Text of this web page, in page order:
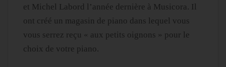
et Michel Labord l’année dernière à Musicora. Il
ont créé un magasin de piano dans lequel vous
vous serrez reçu « aux petits oignons » pour le
choix de votre piano.